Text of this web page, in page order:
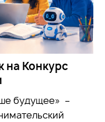
на Конкурс
будущее» –